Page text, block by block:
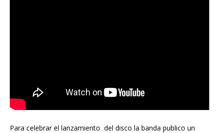
Para celebrar el lanzamiento del disco la banda publico un